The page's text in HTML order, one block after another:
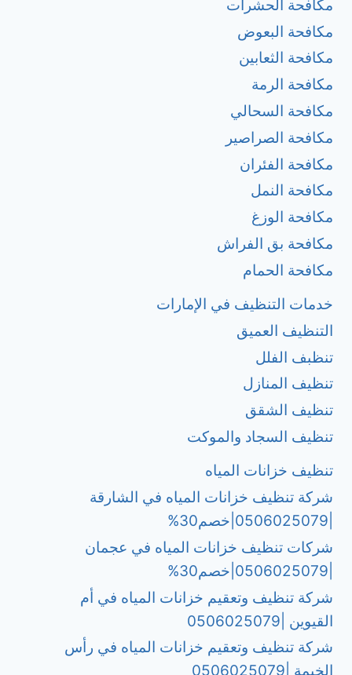
مكافحة الحشرات
مكافحة البعوض
مكافحة الثعابين
مكافحة الرمة
مكافحة السحالي
مكافحة الصراصير
مكافحة الفئران
مكافحة النمل
مكافحة الوزغ
مكافحة بق الفراش
مكافحة الحمام
خدمات التنظيف في الإمارات
التنظيف العميق
تنظبف الفلل
تنظيف المنازل
تنظيف الشقق
تنظيف السجاد والموكت
تنظيف خزانات المياه
شركة تنظيف خزانات المياه في الشارقة
شركات تنظيف خزانات المياه في عجمان
شركة تنظيف وتعقيم خزانات المياه في أم
القيوين |0506025079
شركة تنظيف وتعقيم خزانات المياه في رأس
الخيمة |0506025079